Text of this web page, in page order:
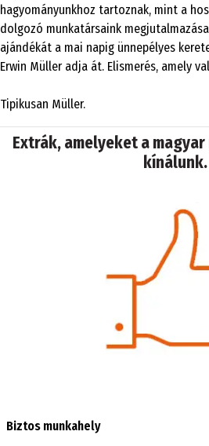
hagyományunkhoz tartoznak, mint a
dolgozó munkatársaink
ajándékát a mai napig ünnepélyes
Erwin Müller adja át. Elismerés, amely
Tipikusan Müller.
Extrák, amelyeket a
kínálunk.
Biztos munkahely